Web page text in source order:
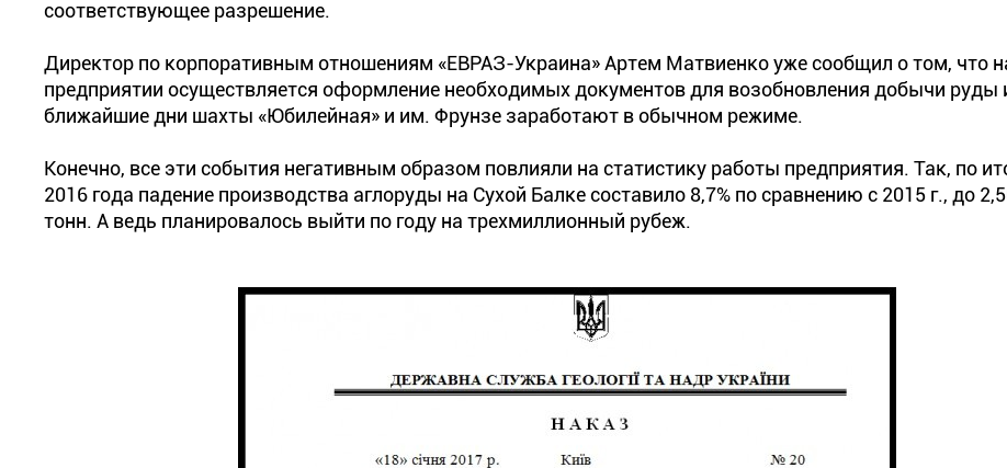
соответствующее разрешение.
Директор по корпоративным отношениям «ЕВРАЗ-Украина» Артем Матвиенко уже сообщил о том, что
предприятии осуществляется оформление необходимых документов для возобновления добычи руды
ближайшие дни шахты «Юбилейная» и им. Фрунзе заработают в обычном режиме.
Конечно, все эти события негативным образом повлияли на статистику работы предприятия. Так, по
2016 года падение производства аглоруды на Сухой Балке составило 8,7% по сравнению с 2015 г., до
тонн. А ведь планировалось выйти по году на трехмиллионный рубеж.